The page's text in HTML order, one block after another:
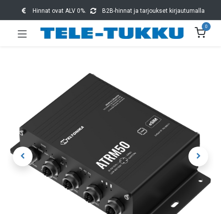
Hinnat ovat ALV 0%. B2B-hinnat ja tarjoukset kirjautumalla
0